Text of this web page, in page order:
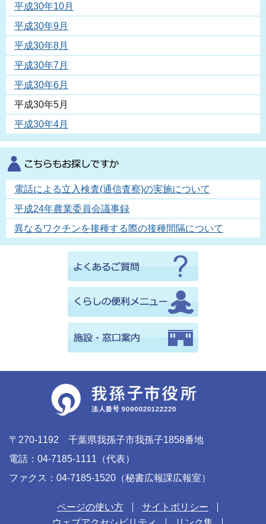
平成30年10月
平成30年9月
平成30年8月
平成30年7月
平成30年6月
平成30年5月
平成30年4月
電話による立入検査(通信査察)の実施について
平成24年農業委員会議事録
異なるワクチンを接種する際の接種間隔について
〒270-1192 千葉県我孫子市我孫子1858番地
電話：04-7185-1111（代表）
ファクス：04-7185-1520（秘書広報課広報室）
ページの使い方
サイトポリシー